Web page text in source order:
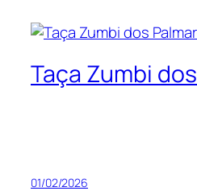
Taça Zumbi
01/02/2026